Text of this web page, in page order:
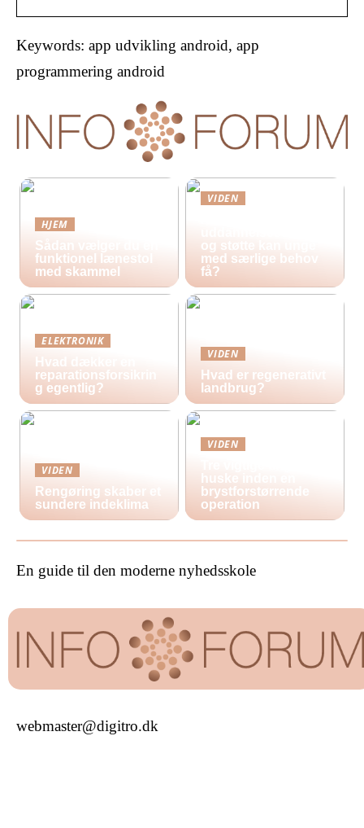
Keywords: app udvikling android, app
programmering android
HJEM
Sådan vælger du en
funktionel lænestol
med skammel
VIDEN
og støtte kan unge
med særlige behov
få?
ELEKTRONIK
Hvad dækker en
reparationsforsikrin
g egentlig?
VIDEN
Hvad er regenerativt
landbrug?
VIDEN
Rengøring skaber et
sundere indeklima
VIDEN
huske inden en
brystforstørrende
operation
En guide til den moderne nyhedsskole
webmaster@digitro.dk